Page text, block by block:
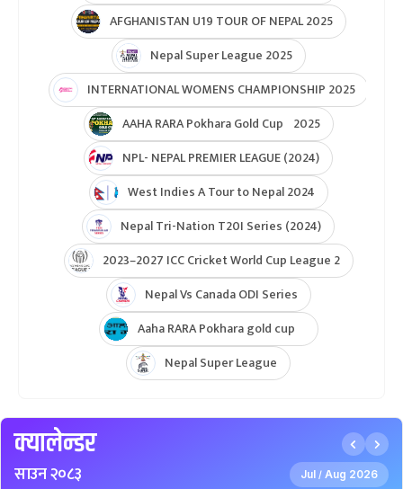
AFGHANISTAN U19 TOUR OF NEPAL 2025
Nepal Super League 2025
INTERNATIONAL WOMENS CHAMPIONSHIP 2025
AAHA RARA Pokhara Gold Cup 2025
NPL- NEPAL PREMIER LEAGUE (2024)
West Indies A Tour to Nepal 2024
Nepal Tri-Nation T20I Series (2024)
2023–2027 ICC Cricket World Cup League 2
Nepal Vs Canada ODI Series
Aaha RARA Pokhara gold cup
Nepal Super League
क्यालेन्डर
साउन २०८३ Jul / Aug 2026